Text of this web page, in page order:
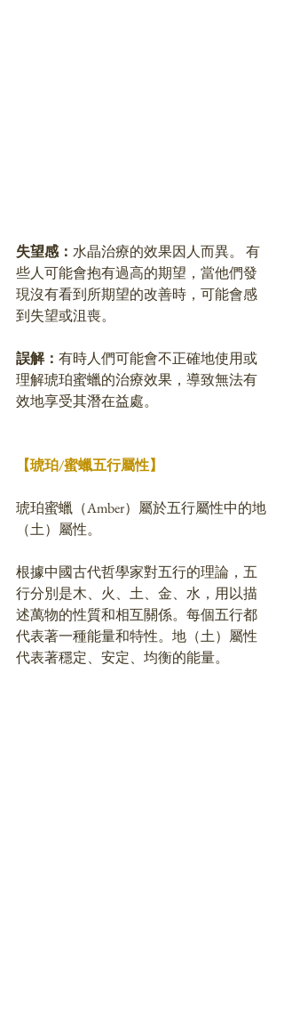
失望感： 水晶治療的效果因人而異。 有
些人可能會抱有過高的期望，當他們發
現沒有看到所期望的改善時，可能會感
到失望或沮喪。
誤解： 有時人們可能會不正確地使用或
理解琥珀蜜蠟的治療效果，導致無法有
效地享受其潛在益處。
【琥珀/蜜蠟五行屬性】
琥珀蜜蠟（Amber）屬於五行屬性中的地
（土）屬性。
根據中國古代哲學家對五行的理論，五
行分別是木、火、土、金、水，用以描
述萬物的性質和相互關係。每個五行都
代表著一種能量和特性。地（土）屬性
代表著穩定、安定、均衡的能量。